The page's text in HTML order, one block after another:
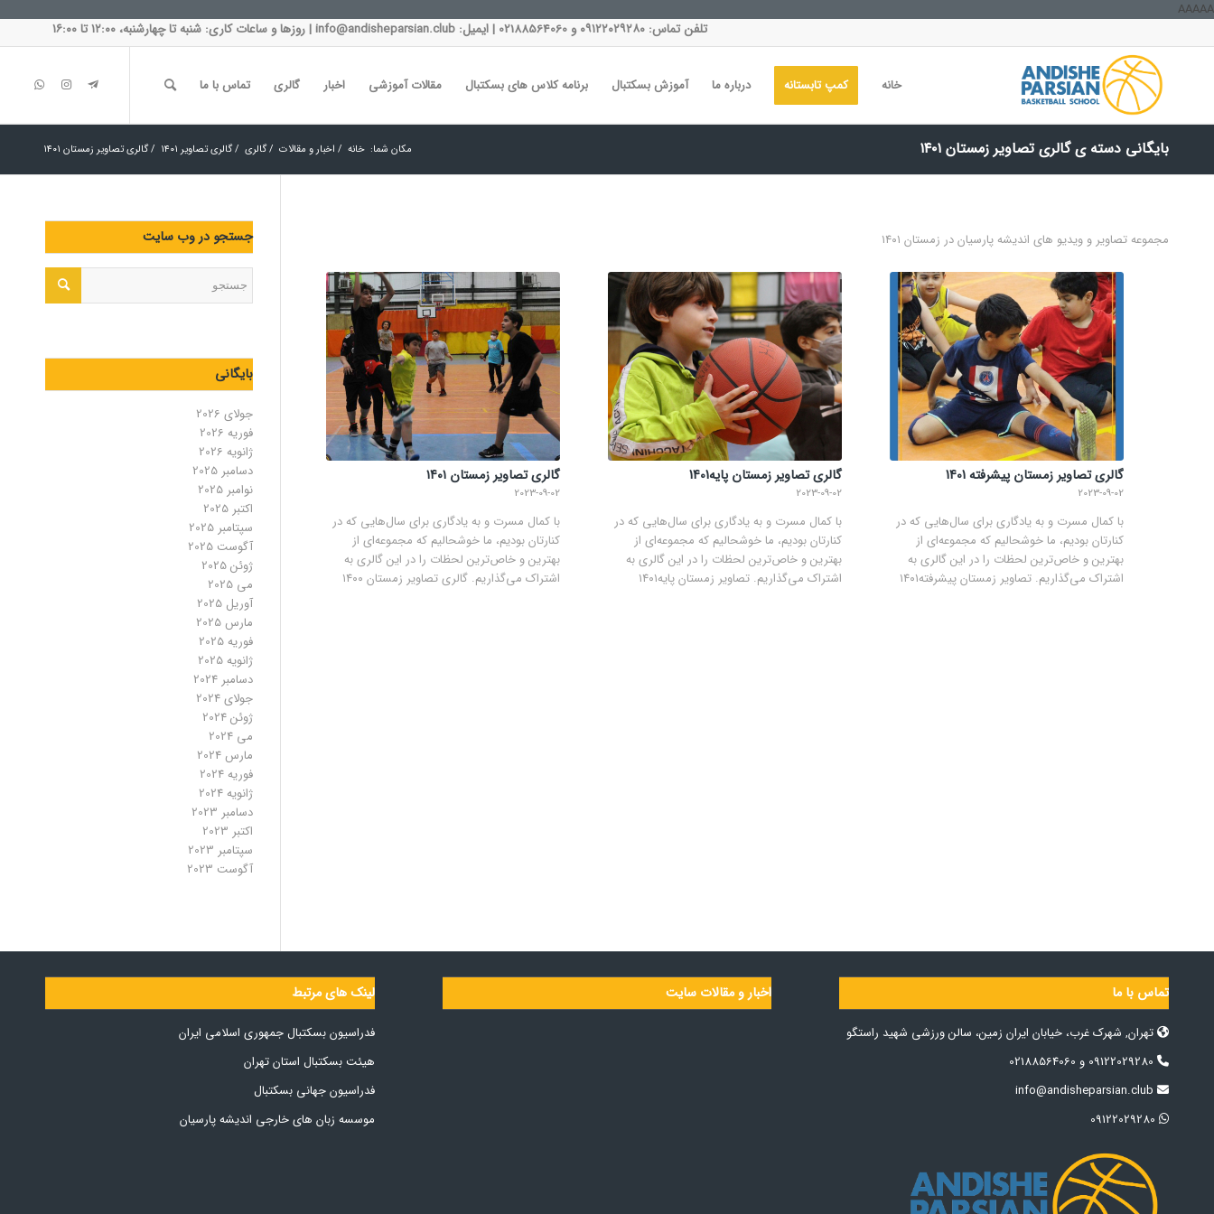
AAAAA
تلفن تماس: ۰۹۱۲۲۰۲۹۲۸۰ و 02188564060 | ایمیل: info@andisheparsian.club | روزها و ساعات کاری: شنبه تا چهارشنبه، ۱۲:۰۰ تا ۱۶:۰۰
خانه کمپ تابستانه درباره ما آموزش بسکتبال برنامه کلاس های بسکتبال مقالات آموزشی اخبار گالری تماس با ما
بایگانی دسته ی گالری تصاویر زمستان ۱۴۰۱ مکان شما: خانه / اخبار و مقالات /گالری /گالری تصاویر ۱۴۰۱ /گالری تصاویر زمستان ۱۴۰۱
مجموعه تصاویر و ویدیو های اندیشه پارسیان در زمستان ۱۴۰۱
گالری تصاویر زمستان پیشرفته 1401
2023-09-02
با کمال مسرت و به یادگاری برای سال‌هایی که در
کنارتان بودیم، ما خوشحالیم که مجموعه‌ای از
بهترین و خاص‌ترین لحظات را در این گالری به
اشتراک می‌گذاریم. تصاویر زمستان پیشرفته۱۴۰۱
گالری تصاویر زمستان پایه1401
2023-09-02
با کمال مسرت و به یادگاری برای سال‌هایی که در
کنارتان بودیم، ما خوشحالیم که مجموعه‌ای از
بهترین و خاص‌ترین لحظات را در این گالری به
اشتراک می‌گذاریم. تصاویر زمستان پایه۱۴۰۱
گالری تصاویر زمستان ۱۴۰۱​​​
2023-09-02
با کمال مسرت و به یادگاری برای سال‌هایی که در
کنارتان بودیم، ما خوشحالیم که مجموعه‌ای از
بهترین و خاص‌ترین لحظات را در این گالری به
اشتراک می‌گذاریم. گالری تصاویر زمستان ۱۴۰۰
جستجو در وب سایت
بایگانی
جولای 2026
فوریه 2026
ژانویه 2026
دسامبر 2025
نوامبر 2025
اکتبر 2025
سپتامبر 2025
آگوست 2025
ژوئن 2025
می 2025
آوریل 2025
مارس 2025
فوریه 2025
ژانویه 2025
دسامبر 2024
جولای 2024
ژوئن 2024
می 2024
مارس 2024
فوریه 2024
ژانویه 2024
دسامبر 2023
اکتبر 2023
سپتامبر 2023
آگوست 2023
تماس با ما
تهران, شهرک غرب، خیابان ایران زمین، سالن ورزشی شهید راستگو
اخبار و مقالات سایت لینک های مرتبط
فدراسیون بسکتبال جمهوری اسلامی ایران
هیئت بسکتبال استان تهران
فدراسیون جهانی بسکتبال
موسسه زبان های خارجی اندیشه پارسیان